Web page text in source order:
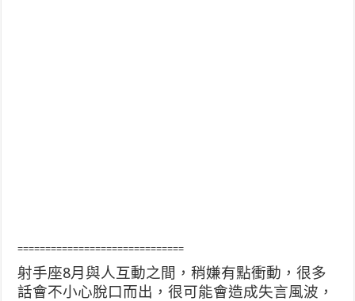
==============================
射手座8月與人互動之間，稍嫌有點衝動，很多
話會不小心脫口而出，很可能會造成失言風波，